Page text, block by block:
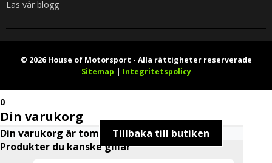
Läs vår blogg
© 2026 House of Motorsport - Alla rättigheter reserverade
Sitemap | Integritetspolicy
0
Din varukorg
Din varukorg är tom
Tillbaka till butiken
Produkter du kanske gillar